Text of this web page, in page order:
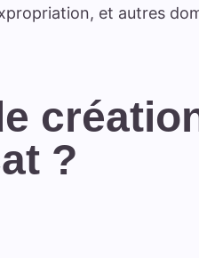
et autres
?